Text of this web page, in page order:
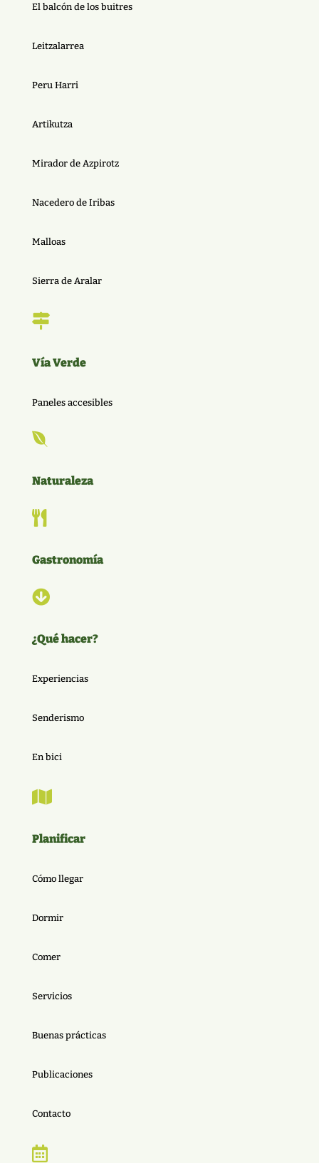
El balcón de los buitres
Leitzalarrea
Peru Harri
Artikutza
Mirador de Azpirotz
Nacedero de Iribas
Malloas
Sierra de Aralar

Vía Verde
Paneles accesibles

Naturaleza

Gastronomía

¿Qué hacer?
Experiencias
Senderismo
En bici

Planificar
Cómo llegar
Dormir
Comer
Servicios
Buenas prácticas
Publicaciones
Contacto
